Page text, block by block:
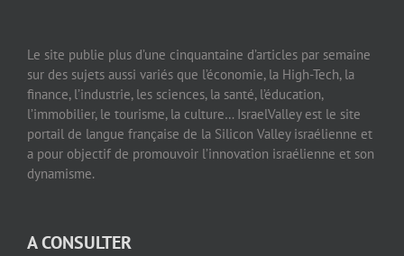
Le site publie plus d’une cinquantaine d’articles par semaine
sur des sujets aussi variés que l’économie, la High-Tech, la
finance, l’industrie, les sciences, la santé, l’éducation,
l’immobilier, le tourisme, la culture… IsraelValley est le site
portail de langue française de la Silicon Valley israélienne et
a pour objectif de promouvoir l’innovation israélienne et son
dynamisme.
A CONSULTER